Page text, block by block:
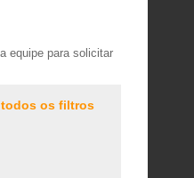
equipe para solicitar
todos os filtros